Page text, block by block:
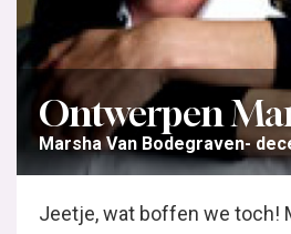
Ontwerpen
Marsha Van Bodegraven
Jeetje, wat boffen we toch!